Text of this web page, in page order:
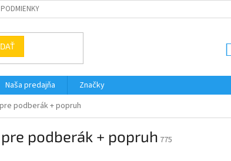
Naša predajňa
Značky
podberák + popruh
podberák + popruh 775